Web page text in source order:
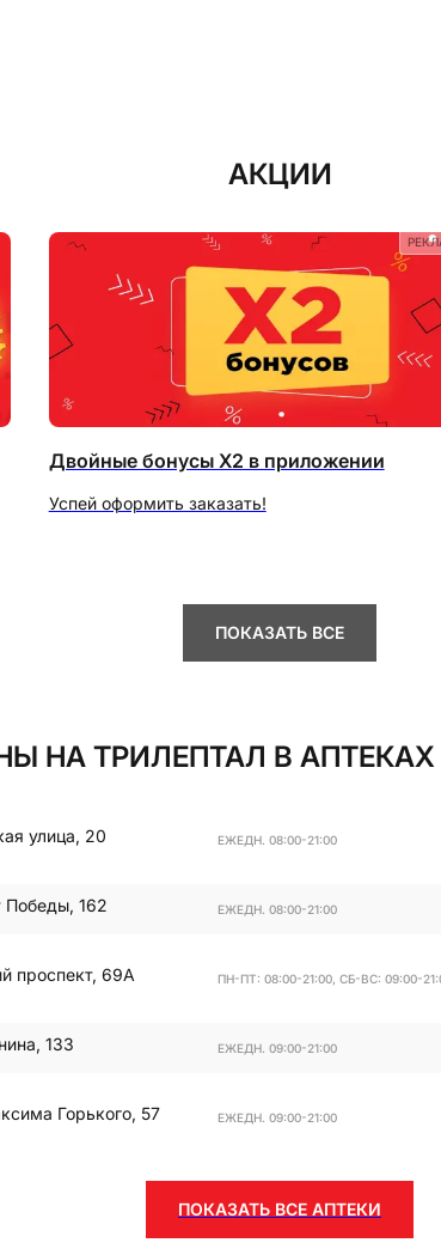
АКЦИИ
Двойные бонусы X2 в приложении
Успей оформить заказать!
ПОКАЗАТЬ ВСЕ
НА ТРИЛЕПТАЛ В
улица, 20 ЕЖЕДН. 08:00-21:00
Победы, 162 ЕЖЕДН. 08:00-21:00
проспект, 69А ПН-ПТ: 08:00-21:00, СБ-ВС: 09:00-
133 ЕЖЕДН. 09:00-21:00
Горького, 57 ЕЖЕДН. 09:00-21:00
ПОКАЗАТЬ ВСЕ АПТЕКИ